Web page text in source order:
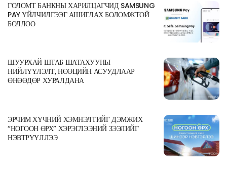
ГОЛОМТ БАНКНЫ ХАРИЛЦАГЧИД SAMSUNG
PAY ҮЙЛЧИЛГЭЭГ АШИГЛАХ БОЛОМЖТОЙ
БОЛЛОО
ШУУРХАЙ ШТАБ ШАТАХУУНЫ
НИЙЛҮҮЛЭЛТ, НӨӨЦИЙН АСУУДЛААР
ӨНӨӨДӨР ХУРАЛДАНА
ЭРЧИМ ХҮЧНИЙ ХЭМНЭЛТИЙГ ДЭМЖИХ
“НОГООН ӨРХ” ХЭРЭГЛЭЭНИЙ ЗЭЭЛИЙГ
НЭВТРҮҮЛЛЭЭ